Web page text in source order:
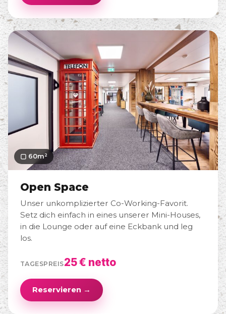
▢ 60m²
Open Space
Unser unkomplizierter Co-Working-Favorit.
Setz dich einfach in eines unserer Mini-Houses,
in die Lounge oder auf eine Eckbank und leg
los.
TAGESPREIS25 € netto
Reservieren →